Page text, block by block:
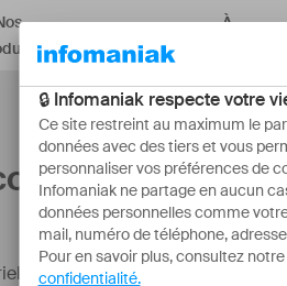
À
et vidéos explicatives. Ici, il